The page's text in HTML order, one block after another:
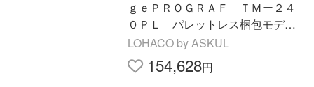
ｇｅＰＲＯＧＲＡＦ ＴＭー２４
０ＰＬ パレットレス梱包モデル
6242C030（直送品）
LOHACO by ASKUL
154,628円